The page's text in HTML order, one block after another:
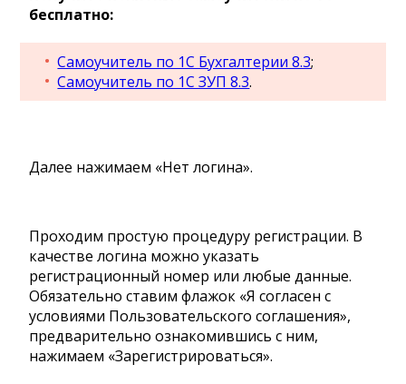
бесплатно:
Самоучитель по 1С Бухгалтерии 8.3;
Самоучитель по 1С ЗУП 8.3.
Далее нажимаем «Нет логина».
Проходим простую процедуру регистрации. В
качестве логина можно указать
регистрационный номер или любые данные.
Обязательно ставим флажок «Я согласен с
условиями Пользовательского соглашения»,
предварительно ознакомившись с ним,
нажимаем «Зарегистрироваться».